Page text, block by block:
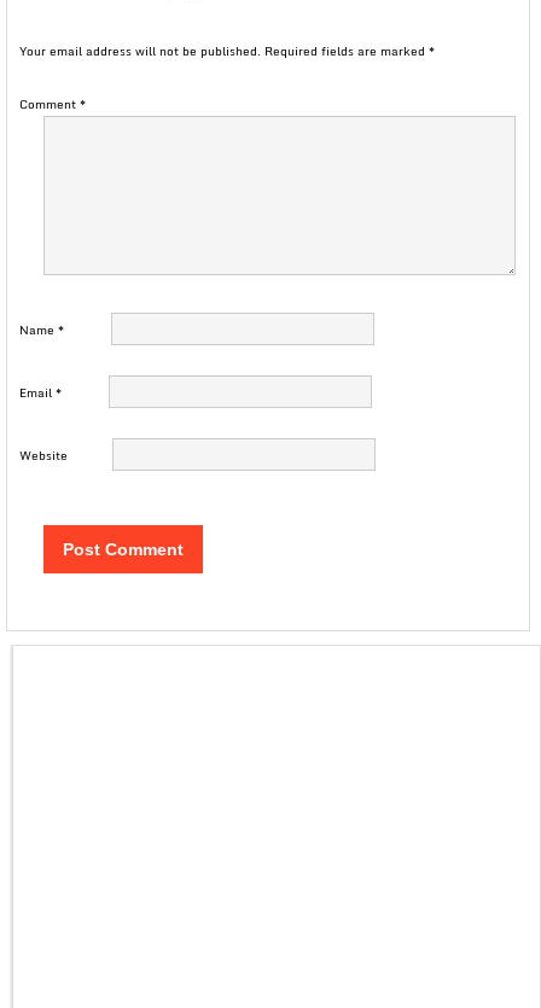
Your email address will not be published. Required fields are marked *
Comment*
Name *
Email*
Website